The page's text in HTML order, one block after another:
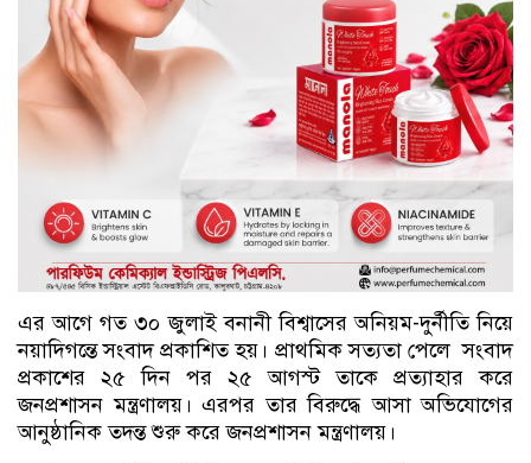
এর আগে গত ৩০ জুলাই বনানী বিশ্বাসের অনিয়ম-দুর্নীতি নিয়ে
নয়াদিগন্তে সংবাদ প্রকাশিত হয়। প্রাথমিক সত্যতা পেলে সংবাদ
প্রকাশের ২৫ দিন পর ২৫ আগস্ট তাকে প্রত্যাহার করে
জনপ্রশাসন মন্ত্রণালয়। এরপর তার বিরুদ্ধে আসা অভিযোগের
আনুষ্ঠানিক তদন্ত শুরু করে জনপ্রশাসন মন্ত্রণালয়।